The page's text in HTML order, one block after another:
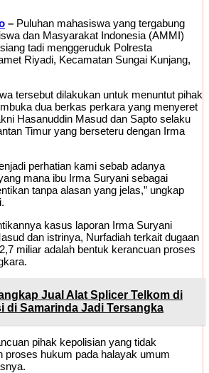
– Puluhan mahasiswa yang tergabung
dan Masyarakat Indonesia (AMMI)
tadi menggeruduk Polresta
Riyadi, Kecamatan Sungai Kunjang,
tersebut dilakukan untuk menuntut pihak
dua berkas perkara yang menyeret
Hasanuddin Masud dan Sapto selaku
Timur yang berseteru dengan Irma
perhatian kami sebab adanya
mana ibu Irma Suryani sebagai
tanpa alasan yang jelas,” ungkap
kasus laporan Irma Suryani
dan istrinya, Nurfadiah terkait dugaan
miliar adalah bentuk kerancuan proses
Jual Alat Splicer Telkom di
di Samarinda Jadi Tersangka
pihak kepolisian yang tidak
proses hukum pada halayak umum